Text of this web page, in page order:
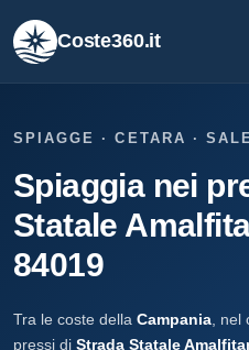
Coste360.it
SPIAGGE · CETARA ·
Spiaggia nei
Statale
84019
Tra le coste della Campania ,
pressi di Strada Statale